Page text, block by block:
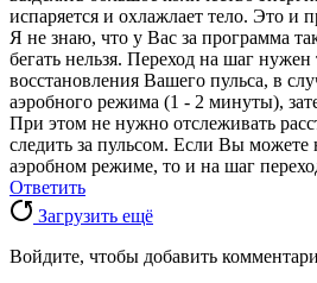
испаряется и охлажлает тело. Это и
Я не знаю, что у Вас за программа
бегать нельзя. Переход на шаг нужен
восстановления Вашего пульса, в
аэробного режима (1 - 2 минуты),
При этом не нужно отслеживать
следить за пульсом. Если Вы можете
аэробном режиме, то и на шаг
Ответить
Загрузить ещё
Войдите, чтобы добавить